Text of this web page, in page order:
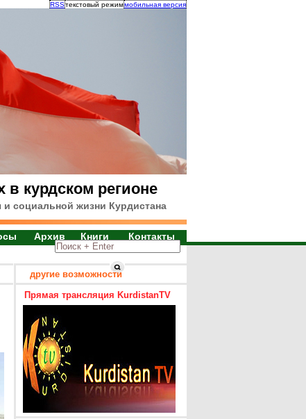
RSSтекстовый режиммобильная версия
в курдском регионе
социальной жизни Курдистана
Архив Книги Контакты
другие возможности
Прямая трансляция KurdistanTV